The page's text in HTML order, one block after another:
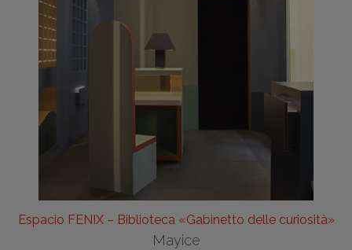
Espacio FENIX – Biblioteca «Gabinetto delle curiosità»
Mayice